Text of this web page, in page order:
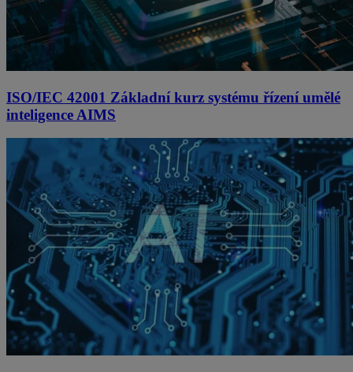
ISO/IEC 42001 Základní kurz systému řízení umělé
inteligence AIMS